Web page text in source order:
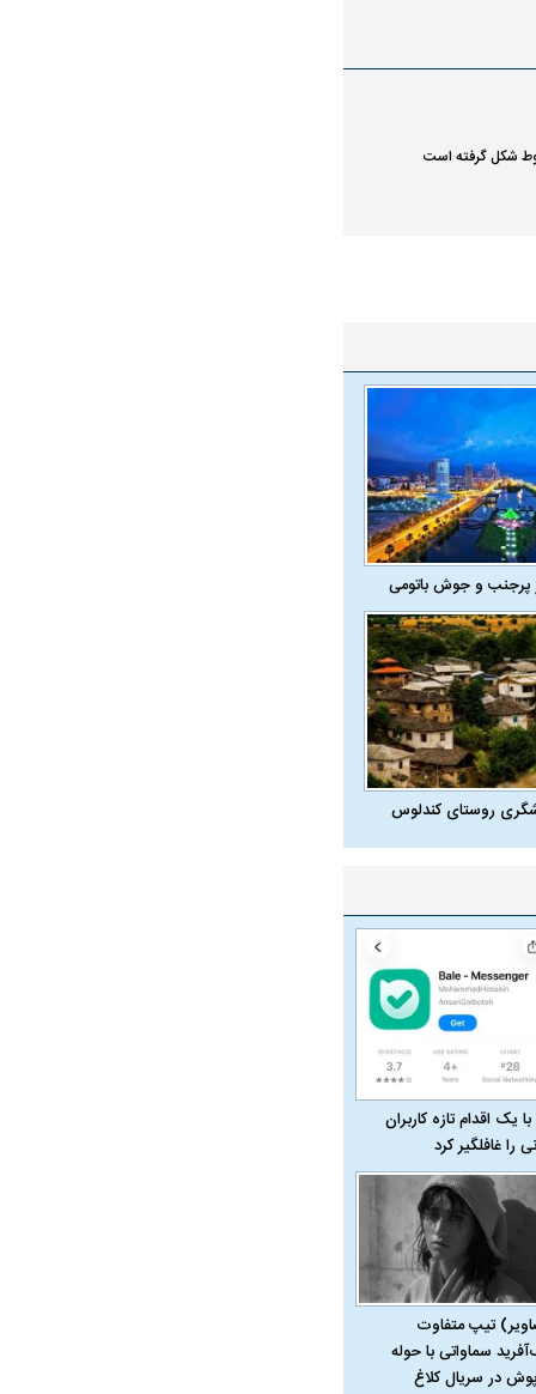
شکل گرفته است
و جوش باتومی
روستای کندلوس
یک اقدام تازه کاربران
را غافلگیر کرد
تیپ متفاوت
سماواتی با حوله
در سریال کلاغ
دوران قاجار چگونه